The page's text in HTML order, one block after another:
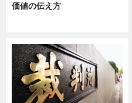
価値の伝え方